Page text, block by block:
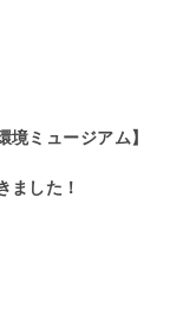
ミュージアム】
ました！